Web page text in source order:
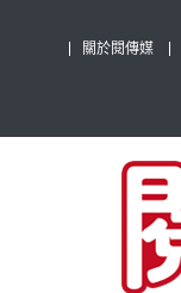
關於閱傳媒